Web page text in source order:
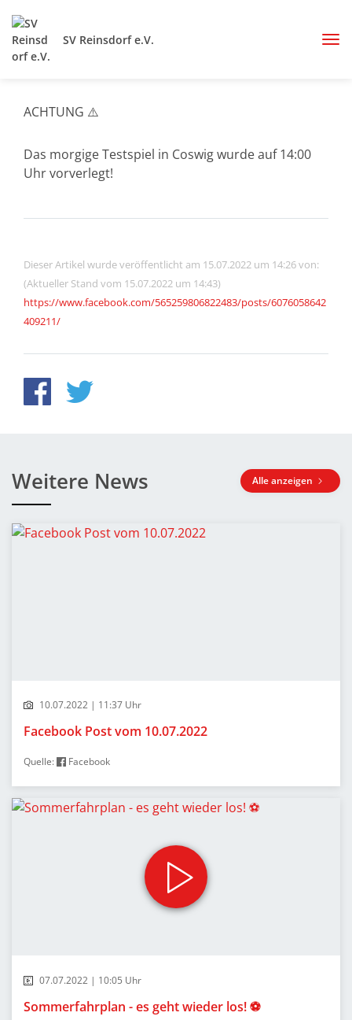
SV Reinsdorf e.V.
ACHTUNG ⚠️
Das morgige Testspiel in Coswig wurde auf 14:00
Uhr vorverlegt!
Dieser Artikel wurde veröffentlicht am 15.07.2022 um 14:26 von:
(Aktueller Stand vom 15.07.2022 um 14:43)
https://www.facebook.com/565259806822483/posts/6076058642
409211/
Weitere News Alle anzeigen
10.07.2022 | 11:37 Uhr
Facebook Post vom 10.07.2022
Quelle: Facebook
07.07.2022 | 10:05 Uhr
Sommerfahrplan - es geht wieder los! ⚽